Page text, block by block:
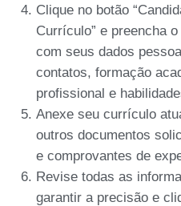
Clique no botão
Currículo” e preencha
com seus dados
contatos, formação
profissional e
Anexe seu currículo
outros documentos
e comprovantes de
Revise todas as
garantir a precisão e